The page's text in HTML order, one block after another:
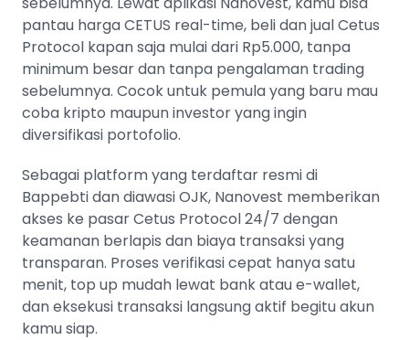
pantau harga CETUS real-time, beli dan jual Cetus
Protocol kapan saja mulai dari Rp5.000, tanpa
minimum besar dan tanpa pengalaman trading
sebelumnya. Cocok untuk pemula yang baru mau
coba kripto maupun investor yang ingin
diversifikasi portofolio.
Sebagai platform yang terdaftar resmi di
Bappebti dan diawasi OJK, Nanovest memberikan
akses ke pasar Cetus Protocol 24/7 dengan
keamanan berlapis dan biaya transaksi yang
transparan. Proses verifikasi cepat hanya satu
menit, top up mudah lewat bank atau e-wallet,
dan eksekusi transaksi langsung aktif begitu akun
kamu siap.